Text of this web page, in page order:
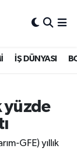
İŞ DÜNYASI
yüzde
GFE) yıllık